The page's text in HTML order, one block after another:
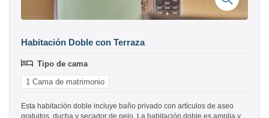
Habitación Doble con Terraza
Tipo de cama
1 Cama de matrimonio
Esta habitación doble incluye baño privado con artículos de aseo
gratuitos, ducha y secador de pelo. La habitación doble es amplia y